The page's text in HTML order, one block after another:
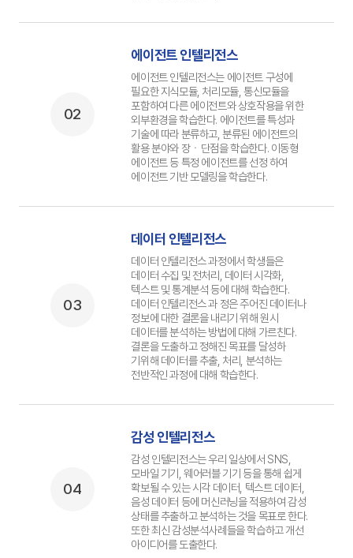
02
에이전트 인텔리전스
에이전트 인텔리전스는 에이전트 구성에
필요한 지식모듈, 처리모듈, 통신모듈을
포함하여 다른 에이전트와 상호작용을 위한
외부환경을 학습한다. 에이전트를 특성과
기술에 따라 분류하고, 분류된 에이전트의
활용 분야와 장ㆍ단점을 학습한다. 이동형
에이전트 등 특정 에이전트를 선정 하여
에이전트 기반 모델링을 학습한다.
03
데이터 인텔리전스
데이터 인텔리전스 과정에서 학생들은
데이터 수집 및 전처리, 데이터 시각화,
텍스트 및 통계분석 등에 대해 학습한다.
데이터 인텔리전스 과 정은 주어진 데이터나
정보에 대한 결론을 내리기 위해 원시
데이터를 분석하는 방법에 대해 가르친다.
결론을 도출하고 정해진 목표를 달성하
기위해 데이터를 추출, 처리, 분석하는
전반적인 과정에 대해 학습한다.
04
감성 인텔리전스
감성 인텔리전스는 우리 일상에서 SNS,
모바일 기기, 웨어러블 기기 등을 통해 쉽게
확보될 수 있는 시각 데이터, 텍스트 데이터,
음성 데이터 등에 머신러닝을 적용하여 감성
상태를 추출하고 분석하는 것을 목표로 한다.
또한 최신 감성분석사례들을 학습하고 개선
아이디어를 도출한다.